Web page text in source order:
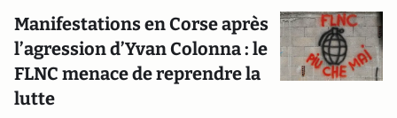
Manifestations en Corse après
l’agression d’Yvan Colonna : le
FLNC menace de reprendre la
lutte